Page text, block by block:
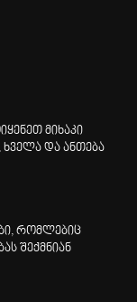
მიხაკი
და ანთება
რომლებიც
შექმნიან